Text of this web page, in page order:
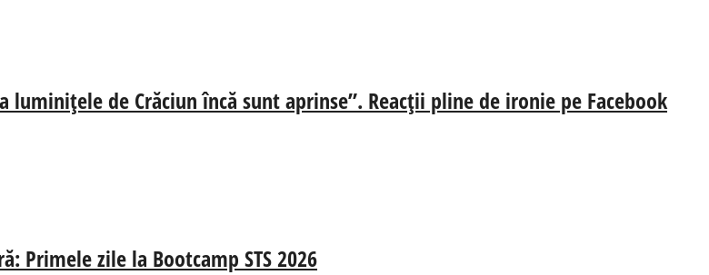
luminițele de Crăciun încă sunt aprinse”. Reacții pline de ironie pe Facebook
zile la Bootcamp STS 2026